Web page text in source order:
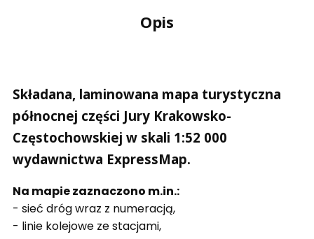
Opis
Składana, laminowana mapa turystyczna
północnej części Jury Krakowsko-
Częstochowskiej w skali 1:52 000
wydawnictwa ExpressMap.
Na mapie zaznaczono m.in.:
- sieć dróg wraz z numeracją,
- linie kolejowe ze stacjami,